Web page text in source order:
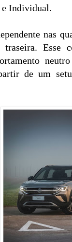
e Individual.
nas
Esse
de um